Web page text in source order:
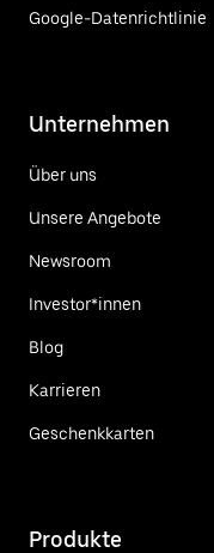
Google-Datenrichtlinie
Unternehmen
Über uns
Unsere Angebote
Newsroom
Investor*innen
Blog
Karrieren
Geschenkkarten
Produkte